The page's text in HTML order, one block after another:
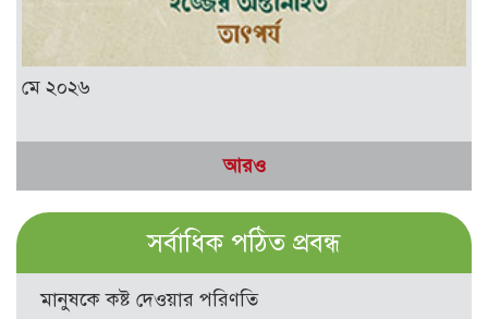
মে ২০২৬
আরও
সর্বাধিক পঠিত প্রবন্ধ
মানুষকে কষ্ট দেওয়ার পরিণতি